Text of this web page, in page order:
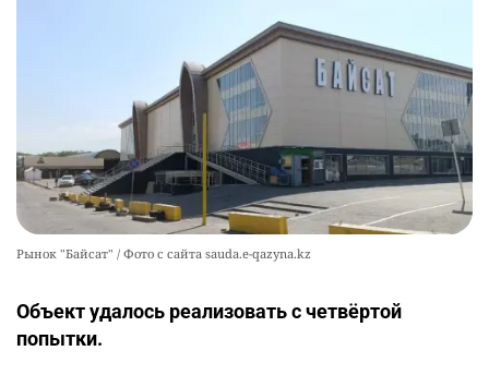
Рынок "Байсат" / Фото с сайта sauda.e-qazyna.kz
Объект удалось реализовать с четвёртой
попытки.